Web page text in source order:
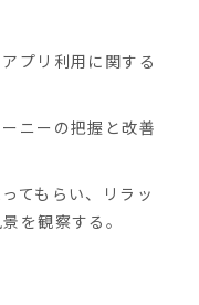
プリ利用に関する
ニーの把握と改善
てもらい、リラッ
を観察する。